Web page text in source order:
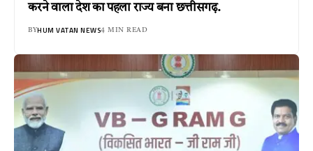
करने वाला देश का पहला राज्य बना छत्तीसगढ़.
BYHUM VATAN NEWS4 MIN READ